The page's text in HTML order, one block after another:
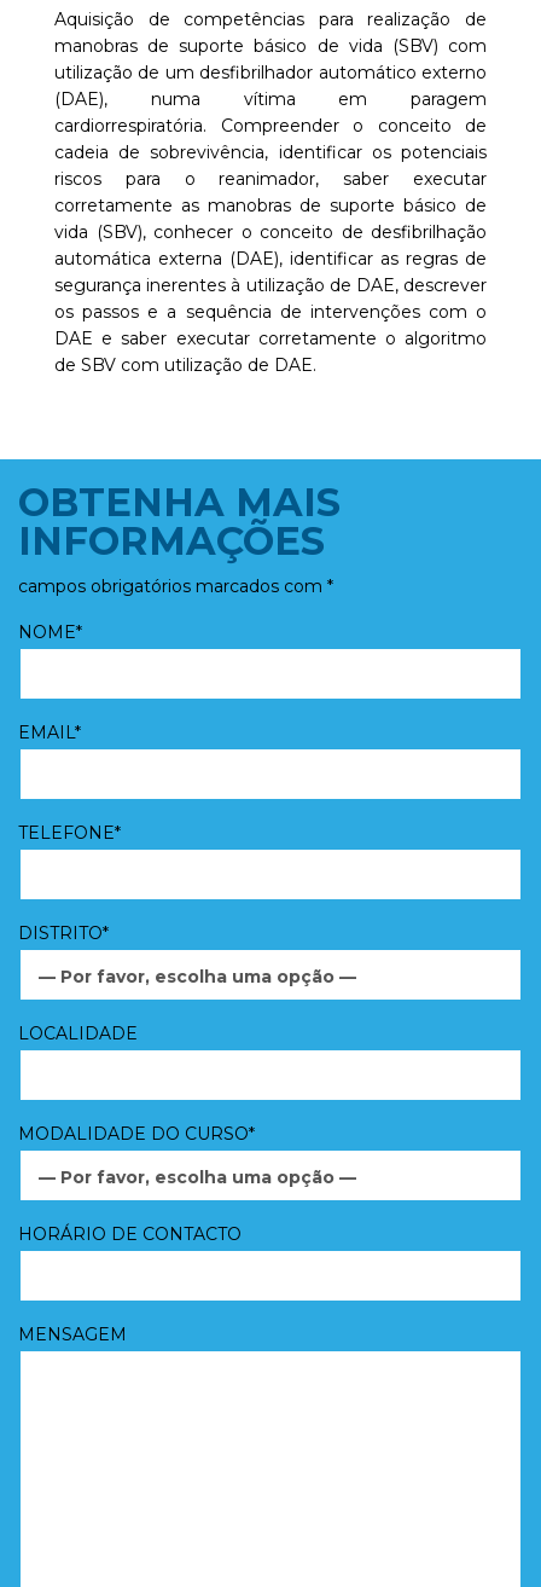
Aquisição de competências para realização de
manobras de suporte básico de vida (SBV) com
utilização de um desfibrilhador automático externo
(DAE), numa vítima em paragem
cardiorrespiratória. Compreender o conceito de
cadeia de sobrevivência, identificar os potenciais
riscos para o reanimador, saber executar
corretamente as manobras de suporte básico de
vida (SBV), conhecer o conceito de desfibrilhação
automática externa (DAE), identificar as regras de
segurança inerentes à utilização de DAE, descrever
os passos e a sequência de intervenções com o
DAE e saber executar corretamente o algoritmo
de SBV com utilização de DAE.
OBTENHA MAIS
INFORMAÇÕES
campos obrigatórios marcados com *
NOME*
EMAIL*
TELEFONE*
DISTRITO*
— Por favor, escolha uma opção —
LOCALIDADE
MODALIDADE DO CURSO*
— Por favor, escolha uma opção —
HORÁRIO DE CONTACTO
MENSAGEM